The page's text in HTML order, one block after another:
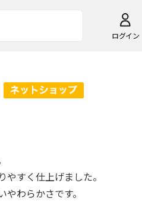
ログイン
やすく仕上げました。
わらかさです。